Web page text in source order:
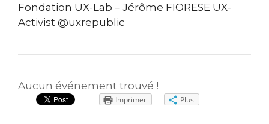
Fondation UX-Lab – Jérôme FIORESE UX-
Activist @uxrepublic
Aucun événement trouvé !
Imprimer Plus